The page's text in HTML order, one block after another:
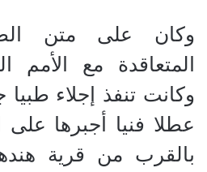
وكان على متن
وكانت تنفذ إجلاء
عطلا فنيا أجبرها على
بالقرب من قرية